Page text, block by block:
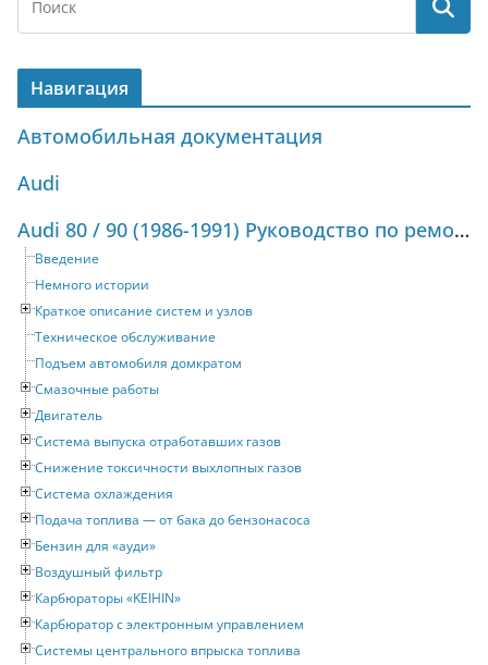
Навигация
Автомобильная документация
Audi
Audi 80 / 90 (1986-1991) Руководство по ремонту и техническому обслуживанию
Введение
Немного истории
Краткое описание систем и узлов
Техническое обслуживание
Подъем автомобиля домкратом
Смазочные работы
Двигатель
Система выпуска отработавших газов
Снижение токсичности выхлопных газов
Система охлаждения
Подача топлива — от бака до бензонасоса
Бензин для «ауди»
Воздушный фильтр
Карбюраторы «KEIHIN»
Карбюратор с электронным управлением
Системы центрального впрыска топлива